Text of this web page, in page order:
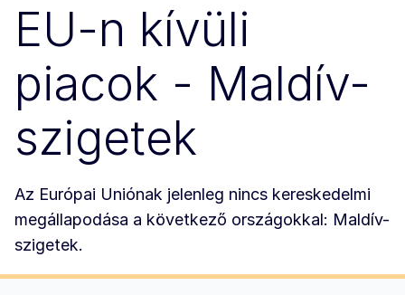
EU-n kívüli
piacok - Maldív-
szigetek
Az Európai Uniónak jelenleg nincs kereskedelmi
megállapodása a következő országokkal: Maldív-
szigetek.